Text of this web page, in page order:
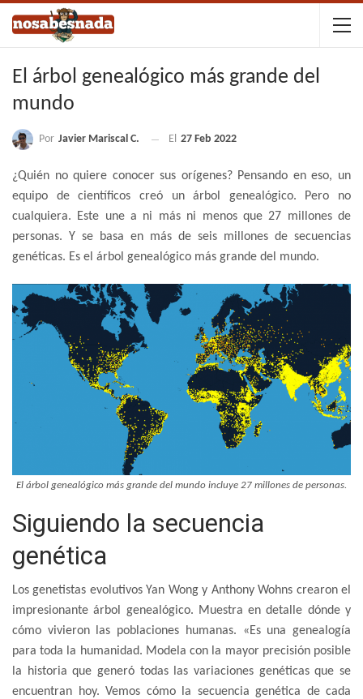
El árbol genealógico más grande del
mundo
Por Javier Mariscal C. El 27 Feb 2022
¿Quién no quiere conocer sus orígenes? Pensando en eso, un
equipo de científicos creó un árbol genealógico. Pero no
cualquiera. Este une a ni más ni menos que 27 millones de
personas. Y se basa en más de seis millones de secuencias
genéticas. Es el árbol genealógico más grande del mundo.
El árbol genealógico más grande del mundo incluye 27 millones de personas.
Siguiendo la secuencia
genética
Los genetistas evolutivos Yan Wong y Anthony Wohns crearon el
impresionante árbol genealógico. Muestra en detalle dónde y
cómo vivieron las poblaciones humanas. «Es una genealogía
para toda la humanidad. Modela con la mayor precisión posible
la historia que generó todas las variaciones genéticas que se
encuentran hoy. Vemos cómo la secuencia genética de cada